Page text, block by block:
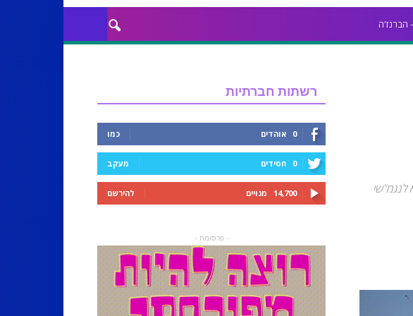
הברנז'ה
רשתות חברתיות
0 אוהדים כמו
0 חסידים מעקב
14,700 מנויים להירשם
- פרסומת -